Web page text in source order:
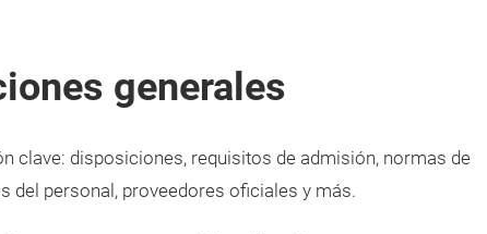
generales
clave: disposiciones, requisitos de admisión, normas de
del personal, proveedores oficiales y más.